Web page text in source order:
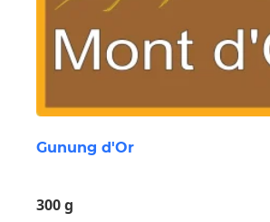
Gunung d'Or
300 g